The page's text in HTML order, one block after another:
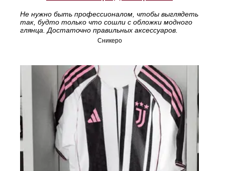
Не нужно быть профессионалом, чтобы выглядеть
так, будто только что сошли с обложки модного
глянца. Достаточно правильных аксессуаров.
Сникеро